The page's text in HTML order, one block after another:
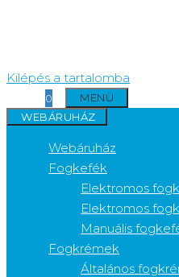
Kilépés a tartalomba
0
MENÜ
WEBÁRUHÁZ
Webáruház
Fogkefék
Elektromos
Elektromos
Manuális
Fogkrémek
Általános